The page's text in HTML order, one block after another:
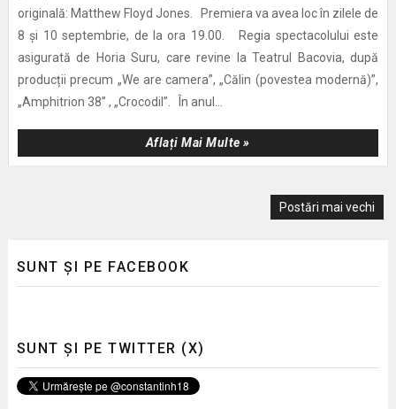
originală: Matthew Floyd Jones. Premiera va avea loc în zilele de
8 și 10 septembrie, de la ora 19.00. Regia spectacolului este
asigurată de Horia Suru, care revine la Teatrul Bacovia, după
producții precum „We are camera”, „Călin (povestea modernă)”,
„Amphitrion 38” , „Crocodil”. În anul...
Aflați Mai Multe »
Postări mai vechi
SUNT ȘI PE FACEBOOK
SUNT ȘI PE TWITTER (X)